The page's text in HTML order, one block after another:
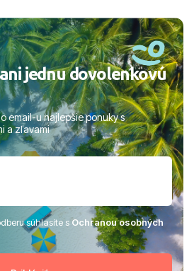
jednu dovolenkovú
email-u najlepšie ponuky s
a zľavami
súhlasíte sOchranou osobných